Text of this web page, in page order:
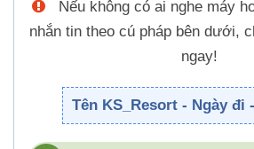
Nếu không có ai nghe máy
nhắn tin theo cú pháp bên dưới,
ngay!
Tên KS_Resort - Ngày đi